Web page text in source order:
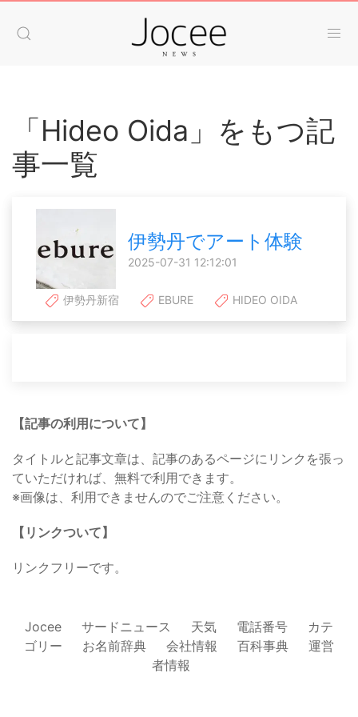
「Hideo Oida」をもつ記
事一覧
伊勢丹でアート体験
2025-07-31 12:12:01
伊勢丹新宿 EBURE HIDEO OIDA
【記事の利用について】
タイトルと記事文章は、記事のあるページにリンクを張っ
ていただければ、無料で利用できます。
※画像は、利用できませんのでご注意ください。
【リンクついて】
リンクフリーです。
Jocee サードニュース 天気 電話番号
カテ
ゴリー
お名前辞典 会社情報 百科事典
運営
者情報